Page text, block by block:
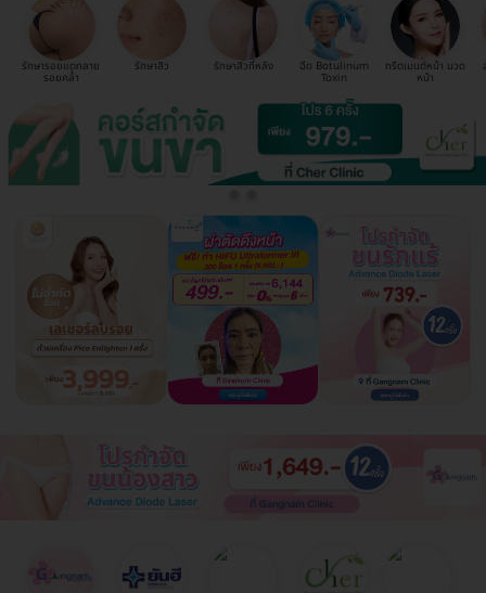
รักษารอยแตกลาย
รอยคล้ำ
รักษาสิว รักษาสิวที่หลัง ฉีด Botulinum
Toxin
ทรีตเมนต์หน้า นวด
หน้า